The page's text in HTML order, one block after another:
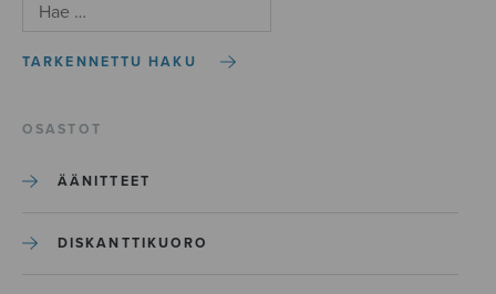
TARKENNETTU HAKU
OSASTOT
ÄÄNITTEET
DISKANTTIKUORO